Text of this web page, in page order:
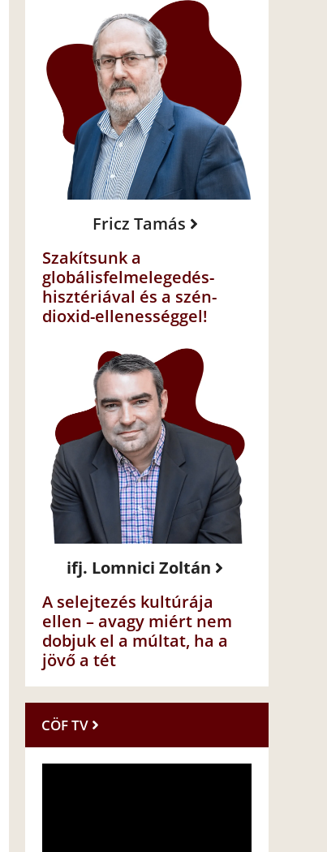
Fricz Tamás
Szakítsunk a
globálisfelmelegedés-
hisztériával és a szén-
dioxid-ellenességgel!
ifj. Lomnici Zoltán
A selejtezés kultúrája
ellen – avagy miért nem
dobjuk el a múltat, ha a
jövő a tét
CÖF TV